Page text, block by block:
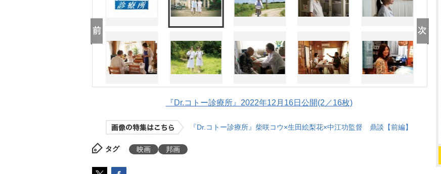
『Dr.コトー診療所』2022年12月16日公開(2／16枚)
『Dr.コトー診療所』柴咲コウ×生田絵梨花×中江功監督 鼎談【前編】
タグ 映画 邦画